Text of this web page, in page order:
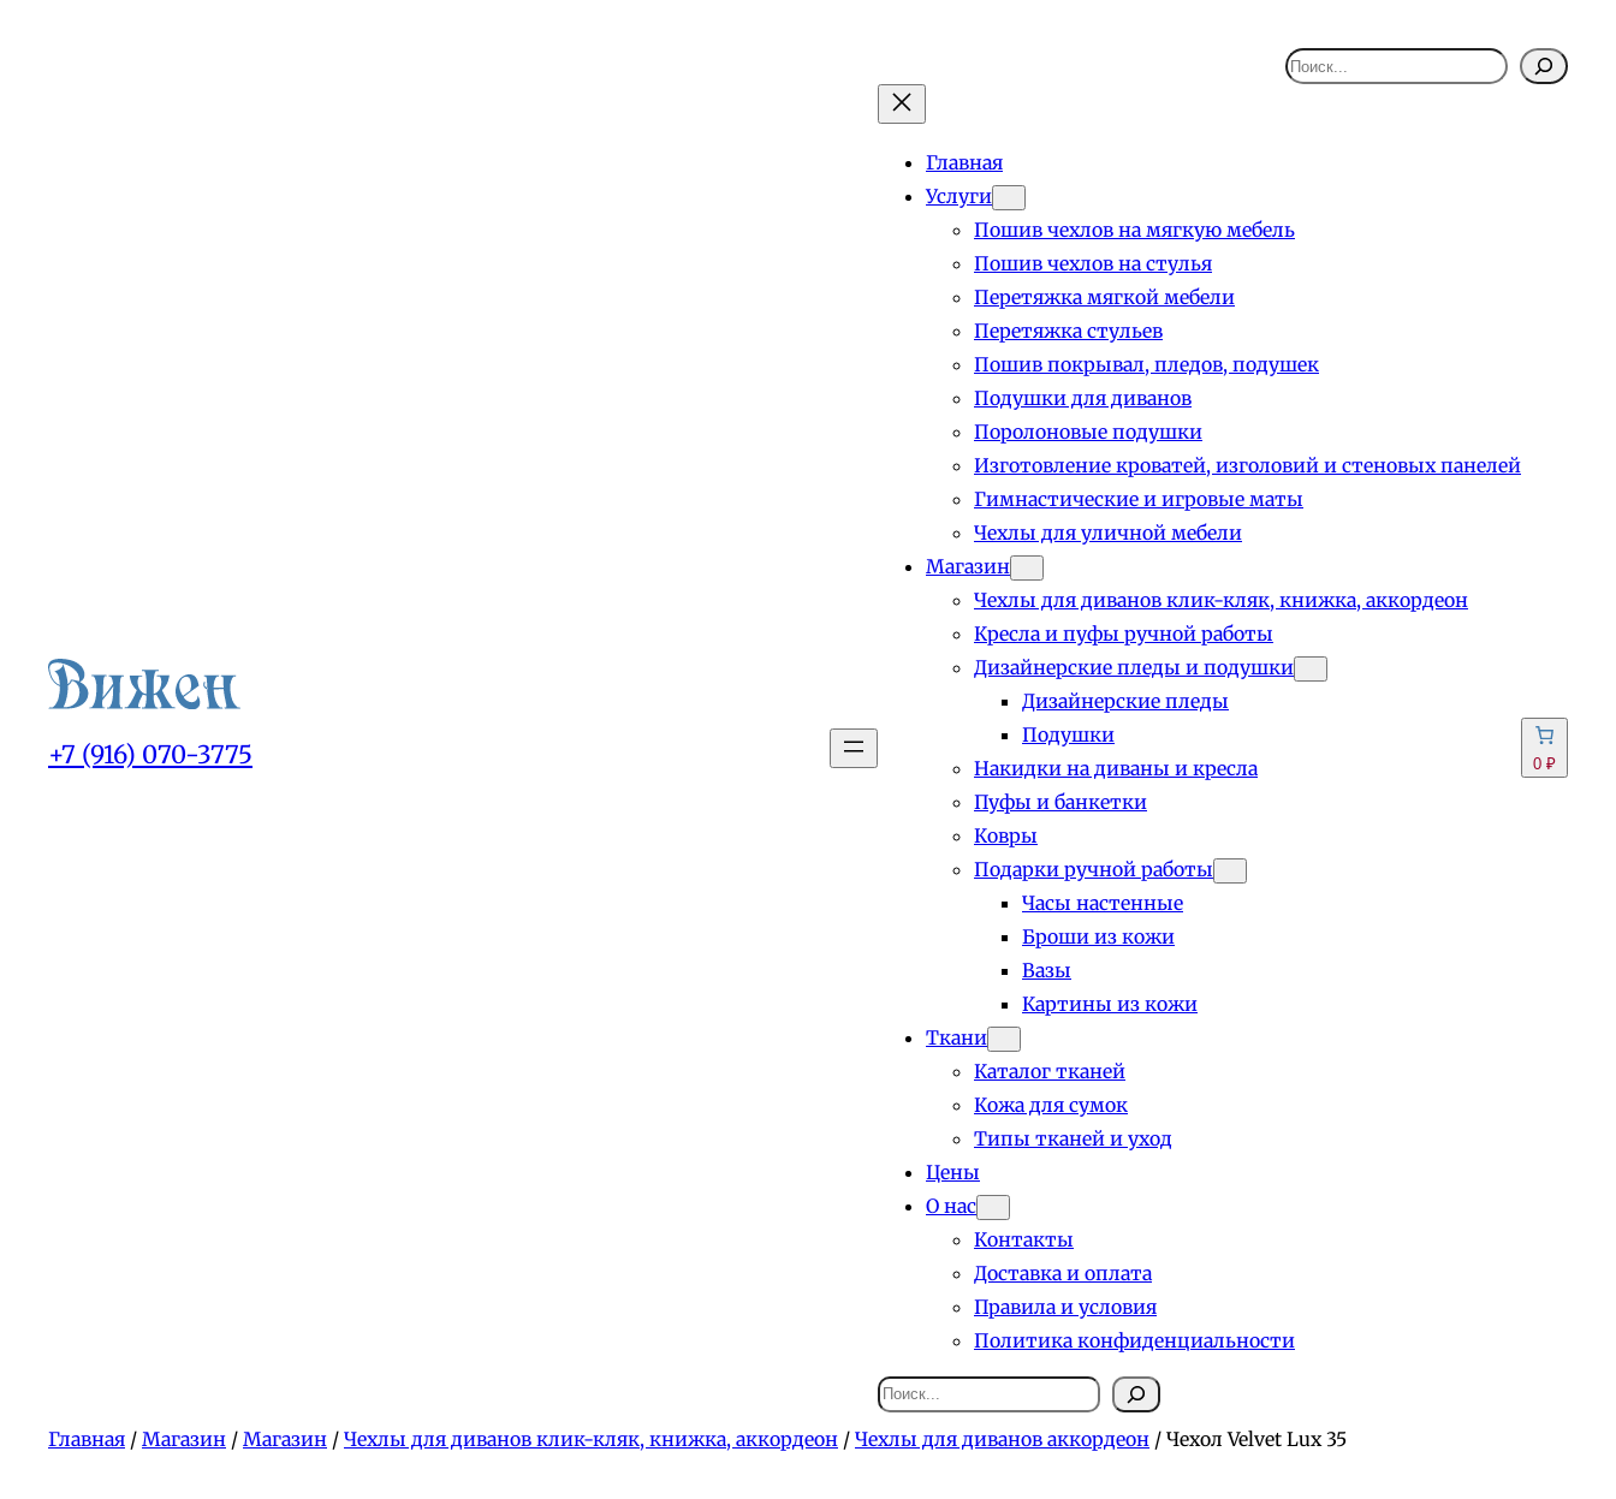
+7 (916) 070-3775
Поиск
Главная
Услуги
Пошив чехлов на мягкую мебель
Пошив чехлов на стулья
Перетяжка мягкой мебели
Перетяжка стульев
Пошив покрывал, пледов, подушек
Подушки для диванов
Поролоновые подушки
Изготовление кроватей, изголовий и стеновых панелей
Гимнастические и игровые маты
Чехлы для уличной мебели
Магазин
Чехлы для диванов клик-кляк, книжка, аккордеон
Кресла и пуфы ручной работы
Дизайнерские пледы и подушки
Дизайнерские пледы
Подушки
Накидки на диваны и кресла
Пуфы и банкетки
Ковры
Подарки ручной работы
Часы настенные
Броши из кожи
Вазы
Картины из кожи
Ткани
Каталог тканей
Кожа для сумок
Типы тканей и уход
Цены
О нас
Контакты
Доставка и оплата
Правила и условия
Политика конфиденциальности
Поиск
0 ₽
Главная / Магазин / Магазин / Чехлы для диванов клик-кляк, книжка, аккордеон / Чехлы для диванов аккордеон / Чехол Velvet Lux 35